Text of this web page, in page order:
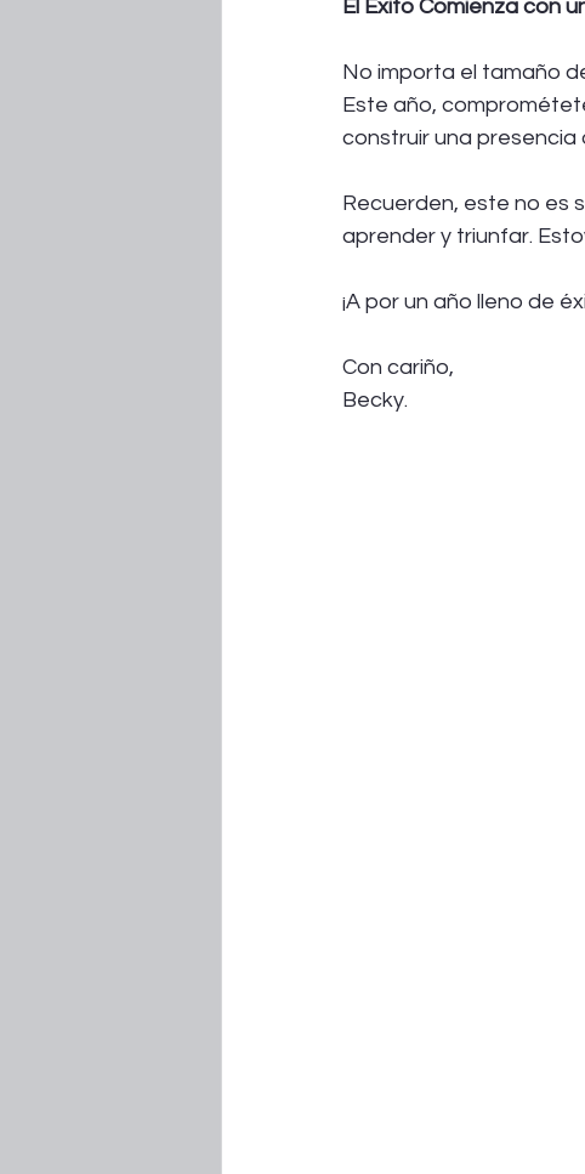
El Éxito Comienza con
No importa el tamaño
Este año,
construir una presencia
Recuerden, este no es
aprender y triunfar.
¡A por un año lleno de
Con cariño,
Becky.